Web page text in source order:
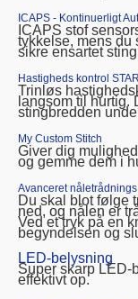
ICAPS - Kontinuerligt
ICAPS stof
tykkelse, mens du
sikre ensartet
Hastigheds kontrol
Trinløs
langsom til
stingbredden
My Custom Stitch
Giver dig
og gemme dem i
Avanceret
Du skal blot følge
ned, og nålen er
Ved et tryk på en
begyndelsen og
LED-belysning
Super skarp LED-
effektivt op.